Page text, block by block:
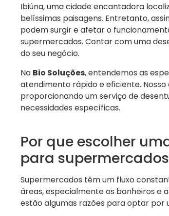
Ibiúna, uma cidade encantadora
belíssimas paisagens. Entretanto,
podem surgir e afetar o
supermercados. Contar com uma
do seu negócio.
Na Bio Soluções, entendemos as
atendimento rápido e eficiente.
proporcionando um serviço de
necessidades específicas.
Por que escolher
para
Supermercados têm um fluxo
áreas, especialmente os banheiros e
estão algumas razões para optar por